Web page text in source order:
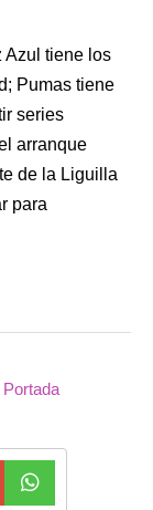
Azul tiene los
Pumas tiene
series
arranque
de la Liguilla
para
Portada